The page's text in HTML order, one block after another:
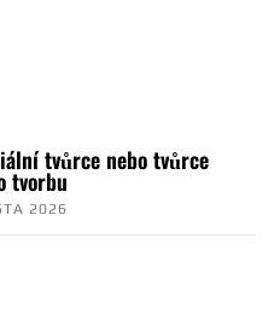
tvůrce nebo tvůrce
tvorbu
2026